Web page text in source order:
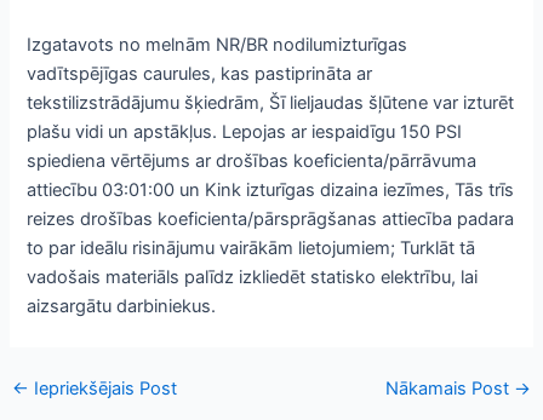
Izgatavots no melnām NR/BR nodilumizturīgas
vadītspējīgas caurules, kas pastiprināta ar
tekstilizstrādājumu šķiedrām, Šī lieljaudas šļūtene var izturēt
plašu vidi un apstākļus. Lepojas ar iespaidīgu 150 PSI
spiediena vērtējums ar drošības koeficienta/pārrāvuma
attiecību 03:01:00 un Kink izturīgas dizaina iezīmes, Tās trīs
reizes drošības koeficienta/pārsprāgšanas attiecība padara
to par ideālu risinājumu vairākām lietojumiem; Turklāt tā
vadošais materiāls palīdz izkliedēt statisko elektrību, lai
aizsargātu darbiniekus.
Ziņu
← Iepriekšējais Post Nākamais Post →